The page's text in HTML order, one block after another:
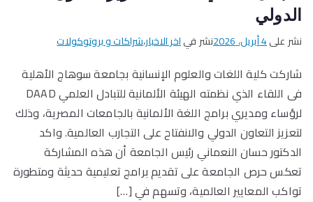
الدولي
نشر على4 أبريل، 2026 نشر فياخر الاخبار،شراكات و بروتوكولات
شاركت كلية اللغات والعلوم الإنسانية بجامعة سوهاج الأهلية
فى اللقاء الذي نظمته الهيئة الألمانية للتبادل العلمي DAAD
لرؤساء ومديري برامج اللغة الألمانية بالجامعات المصرية، وذلك
لتعزيز التعاون الدولي والانفتاح على التجارب العالمية. واكد
الدكتور حسان النعماني رئيس الجامعة أن هذه المشاركة
تعكس حرص الجامعة على تقديم برامج تعليمية حديثة ومتطورة
تواكب المعايير العالمية، وتسهم في […]